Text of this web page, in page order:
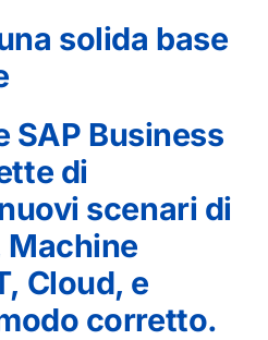
solida base
SAP Business
di
scenari di
Cloud, e
corretto.